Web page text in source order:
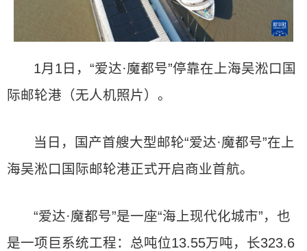
1月1日，“爱达·魔都号”停靠在上海吴淞口国
际邮轮港（无人机照片）。
当日，国产首艘大型邮轮“爱达·魔都号”在上
海吴淞口国际邮轮港正式开启商业首航。
“爱达·魔都号”是一座“海上现代化城市”，也
是一项巨系统工程：总吨位13.55万吨，长323.6